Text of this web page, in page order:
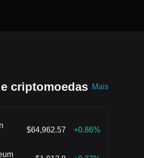
criptomoedas Mais
$64,962.57 +0.86%